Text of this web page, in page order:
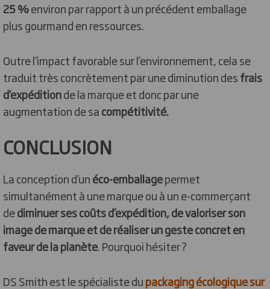
25 %environ par rapport à un précédent emballage
plus gourmand en ressources.
Outre l’impact favorable sur l’environnement, cela se
traduit très concrètement par une diminution desfrais
d’expéditionde la marque et donc par une
augmentation de sacompétitivité.
CONCLUSION
La conception d’unéco-emballagepermet
simultanément à une marque ou à un e-commerçant
dediminuer ses coûts d’expédition, de valoriser son
image de marque et de réaliser un geste concret en
faveur de la planète. Pourquoi hésiter ?
DS Smith est le spécialiste dupackaging écologique sur